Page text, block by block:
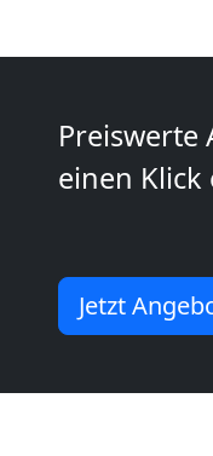
Preiswerte
einen
Jetzt
Anfrage
National